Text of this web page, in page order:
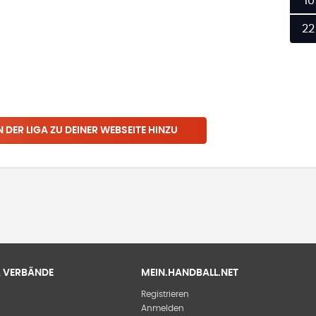
22
DER LIGA ZU DEINER WEBSEITE HINZU
VERBÄNDE MEIN.HANDBALL.NET
Registrieren
Anmelden